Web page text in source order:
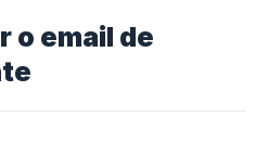
o email de